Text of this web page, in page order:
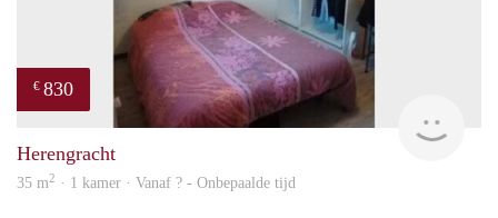
€ 830
Herengracht
35 m2 · 1 kamer · Vanaf ? - Onbepaalde tijd